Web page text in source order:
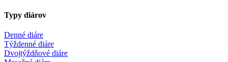
Typy diárov
Denné diáre
Týždenné diáre
Dvojtýždňové diáre